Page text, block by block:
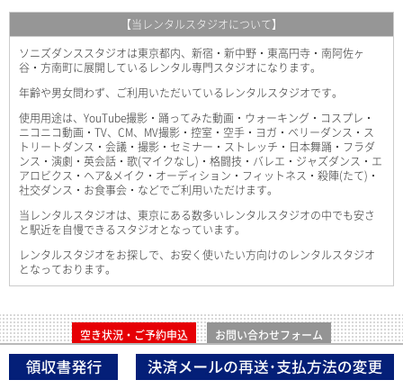
【当レンタルスタジオについて】
ソニズダンススタジオは東京都内、新宿・新中野・東高円寺・南阿佐ヶ
谷・方南町に展開しているレンタル専門スタジオになります。
年齢や男女問わず、ご利用いただいているレンタルスタジオです。
使用用途は、YouTube撮影・踊ってみた動画・ウォーキング・コスプレ・
ニコニコ動画・TV、CM、MV撮影・控室・空手・ヨガ・ベリーダンス・ス
トリートダンス・会議・撮影・セミナー・ストレッチ・日本舞踊・フラダ
ンス・演劇・英会話・歌(マイクなし)・格闘技・バレエ・ジャズダンス・エ
アロビクス・ヘア&メイク・オーディション・フィットネス・殺陣(たて)・
社交ダンス・お食事会・などでご利用いただけます。
当レンタルスタジオは、東京にある数多いレンタルスタジオの中でも安さ
と駅近を自慢できるスタジオとなっています。
レンタルスタジオをお探しで、お安く使いたい方向けのレンタルスタジオ
となっております。
空き状況・ご予約申込 お問い合わせフォーム
Copyright © SONIS DANCE STUDIO. All Rights Reserved.